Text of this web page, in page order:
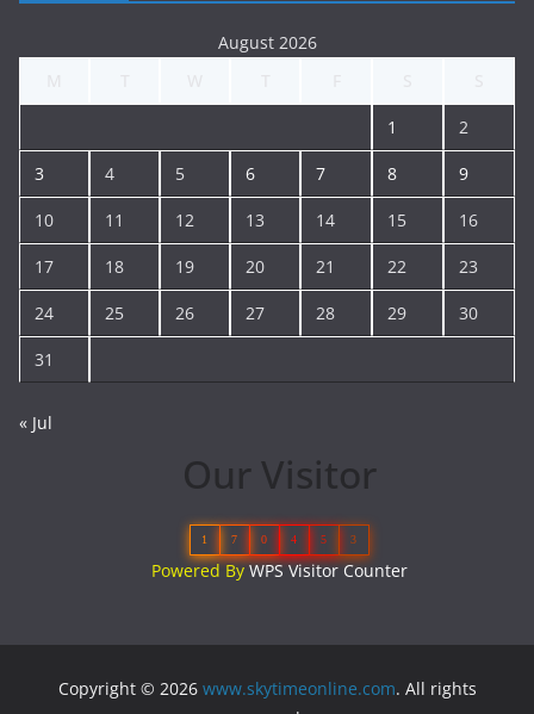
August 2026
1 2
3 4 5 6 7 8 9
10 11 12 13 14 15 16
17 18 19 20 21 22 23
24 25 26 27 28 29 30
31
« Jul
Our Visitor
1 7 0 4 5 3
Powered ByWPS Visitor Counter
Copyright © 2026 www.skytimeonline.com. All rights